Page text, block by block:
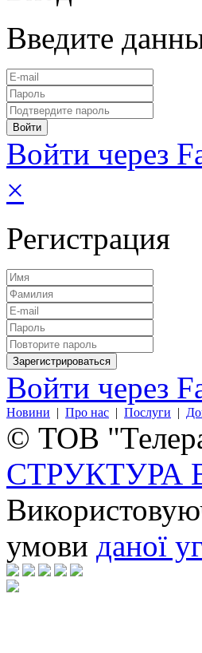
Введите
Войти через
×
Регистрация
Войти через
Новини | Про нас | Послуги |
© ТОВ
СТРУКТУРА
умови даної